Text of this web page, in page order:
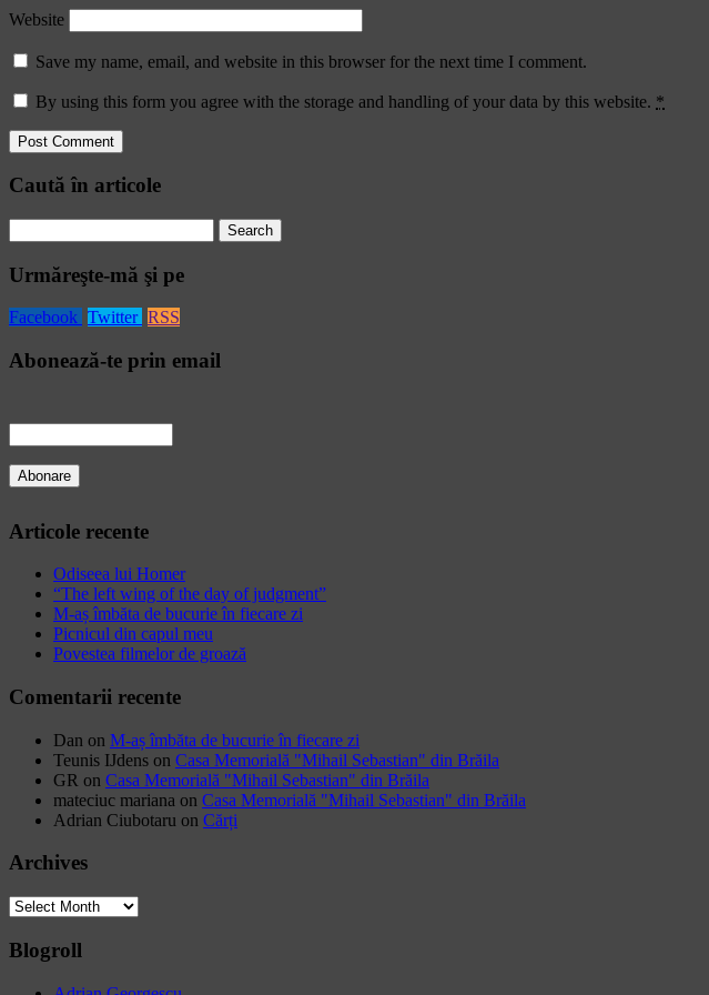
Website
Save my name, email, and website in this browser for the next time I comment.
By using this form you agree with the storage and handling of your data by this website. *
Caută în articole
for:
Urmăreşte-mă şi pe
Facebook Twitter RSS
Abonează-te prin email
Articole recente
Odiseea lui Homer
“The left wing of the day of judgment”
M-aș îmbăta de bucurie în fiecare zi
Picnicul din capul meu
Povestea filmelor de groază
Comentarii recente
Dan on M-aș îmbăta de bucurie în fiecare zi
Teunis IJdens on Casa Memorială "Mihail Sebastian" din Brăila
GR on Casa Memorială "Mihail Sebastian" din Brăila
mateciuc mariana on Casa Memorială "Mihail Sebastian" din Brăila
Adrian Ciubotaru on Cărți
Archives
Archives
Blogroll